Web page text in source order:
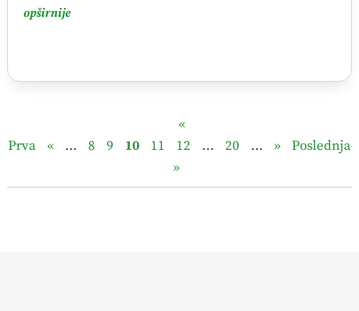
opširnije
«
Prva
« ... 8 9 10 11 12 ... 20 ... »
Poslednja
»